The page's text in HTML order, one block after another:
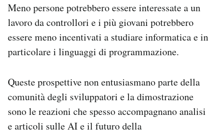
Meno persone potrebbero essere interessate a un
lavoro da controllori e i più giovani potrebbero
essere meno incentivati a studiare informatica e in
particolare i linguaggi di programmazione.
Queste prospettive non entusiasmano parte della
comunità degli sviluppatori e la dimostrazione
sono le reazioni che spesso accompagnano analisi
e articoli sulle AI e il futuro della